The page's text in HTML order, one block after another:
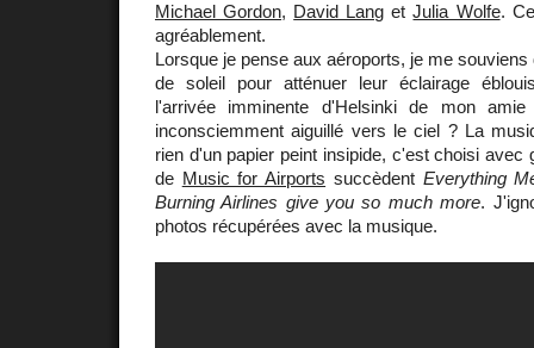
Michael Gordon, David Lang etJulia Wolfe.
agréablement.
Lorsque je pense aux aéroports, je me
de soleil pour atténuer leur éclairage
l'arrivée imminente d'Helsinki de mon
inconsciemment aiguillé vers le ciel ? La
rien d'un papier peint insipide, c'est choisi avec
de Music for Airports succèdent Everything
Burning Airlines give you so much more.
photos récupérées avec la musique.